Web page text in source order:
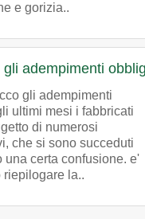
e gorizia..
adempimenti
gli adempimenti
ultimi mesi i fabbricati
di numerosi
che si sono succeduti
una certa confusione. e'
la..